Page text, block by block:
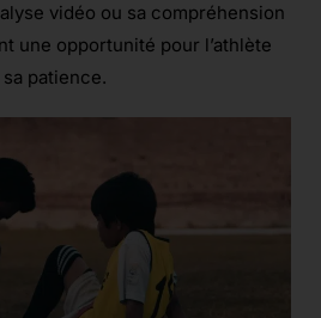
vidéo ou sa compréhension
une opportunité pour l’athlète
patience.